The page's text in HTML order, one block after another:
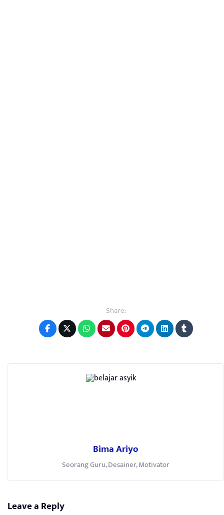
Share:
Bima Ariyo
Seorang Guru, Desainer, Motivator
Leave a Reply